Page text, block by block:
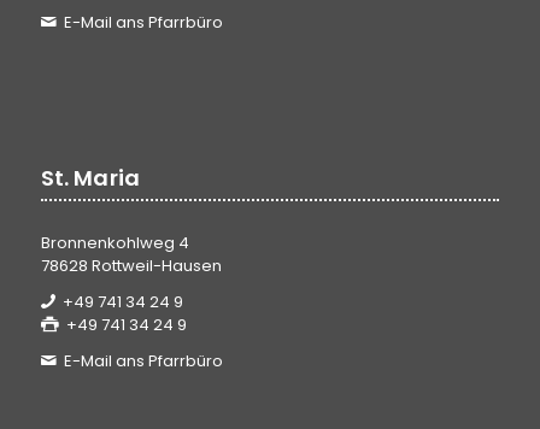
E-Mail ans Pfarrbüro
St. Maria
Bronnenkohlweg 4
78628 Rottweil-Hausen
+49 741 34 24 9
+49 741 34 24 9
E-Mail ans Pfarrbüro